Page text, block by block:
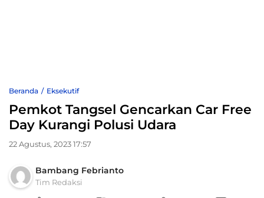
Beranda Eksekutif
Pemkot Tangsel Gencarkan Car Free
Day Kurangi Polusi Udara
22 Agustus, 2023 17:57
Bambang Febrianto
Tim Redaksi